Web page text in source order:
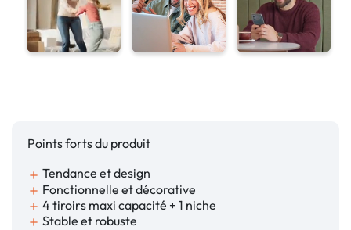
Points forts du produit
add Tendance et design
add Fonctionnelle et décorative
add 4 tiroirs maxi capacité + 1 niche
add Stable et robuste